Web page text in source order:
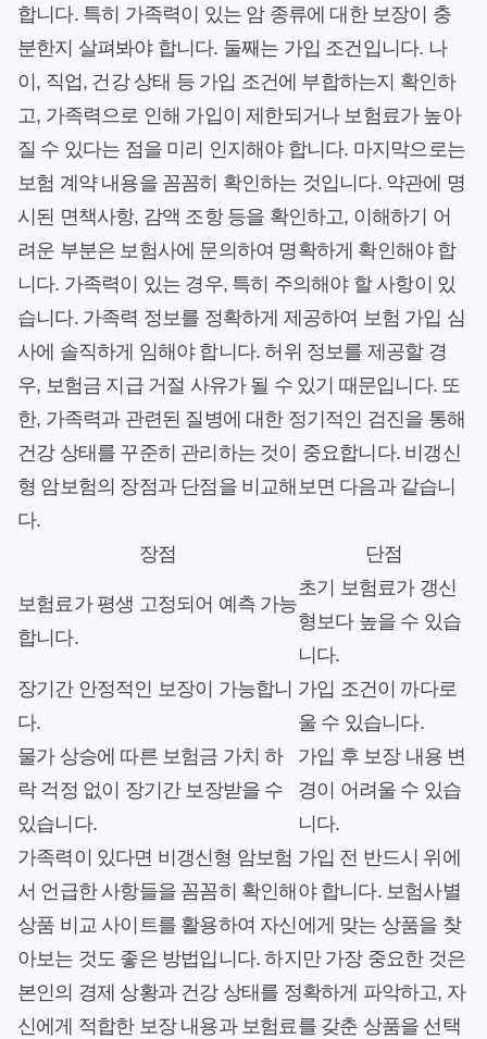
합니다. 특히 가족력이 있는 암 종류에 대한 보장이 충
분한지 살펴봐야 합니다. 둘째는 가입 조건입니다. 나
이, 직업, 건강 상태 등 가입 조건에 부합하는지 확인하
고, 가족력으로 인해 가입이 제한되거나 보험료가 높아
질 수 있다는 점을 미리 인지해야 합니다. 마지막으로는
보험 계약 내용을 꼼꼼히 확인하는 것입니다. 약관에 명
시된 면책사항, 감액 조항 등을 확인하고, 이해하기 어
려운 부분은 보험사에 문의하여 명확하게 확인해야 합
니다. 가족력이 있는 경우, 특히 주의해야 할 사항이 있
습니다. 가족력 정보를 정확하게 제공하여 보험 가입 심
사에 솔직하게 임해야 합니다. 허위 정보를 제공할 경
우, 보험금 지급 거절 사유가 될 수 있기 때문입니다. 또
한, 가족력과 관련된 질병에 대한 정기적인 검진을 통해
건강 상태를 꾸준히 관리하는 것이 중요합니다. 비갱신
형 암보험의 장점과 단점을 비교해보면 다음과 같습니
다.
장점
단점
보험료가 평생 고정되어 예측 가능
합니다.
초기 보험료가 갱신
형보다 높을 수 있습
니다.
장기간 안정적인 보장이 가능합니
다.
가입 조건이 까다로
울 수 있습니다.
물가 상승에 따른 보험금 가치 하
락 걱정 없이 장기간 보장받을 수
있습니다.
가입 후 보장 내용 변
경이 어려울 수 있습
니다.
가족력이 있다면 비갱신형 암보험 가입 전 반드시 위에
서 언급한 사항들을 꼼꼼히 확인해야 합니다. 보험사별
상품 비교 사이트를 활용하여 자신에게 맞는 상품을 찾
아보는 것도 좋은 방법입니다. 하지만 가장 중요한 것은
본인의 경제 상황과 건강 상태를 정확하게 파악하고, 자
신에게 적합한 보장 내용과 보험료를 갖춘 상품을 선택